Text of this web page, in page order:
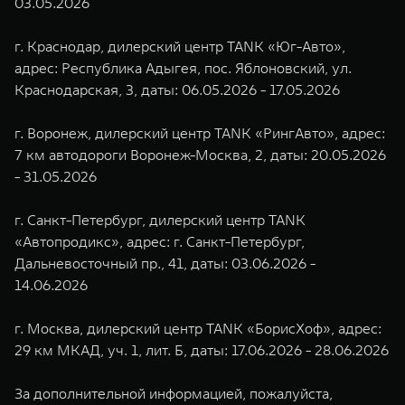
г. Краснодар, дилерский центр TANK «Юг-Авто»,
адрес: Республика Адыгея, пос. Яблоновский, ул.
Краснодарская, 3, даты: 06.05.2026 - 17.05.2026
г. Воронеж, дилерский центр TANK «РингАвто», адрес:
7 км автодороги Воронеж-Москва, 2, даты: 20.05.2026
- 31.05.2026
г. Санкт-Петербург, дилерский центр TANK
«Автопродикс», адрес: г. Санкт-Петербург,
Дальневосточный пр., 41, даты: 03.06.2026 -
14.06.2026
г. Москва, дилерский центр TANK «БорисХоф», адрес:
29 км МКАД, уч. 1, лит. Б, даты: 17.06.2026 - 28.06.2026
За дополнительной информацией, пожалуйста,